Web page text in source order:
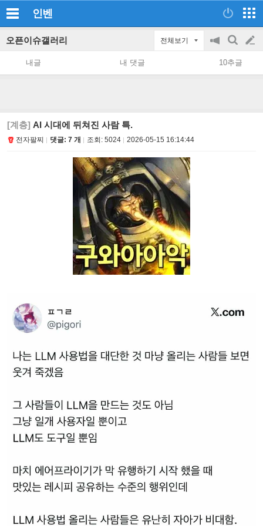
인벤
오픈이슈갤러리 전체보기
공
지
on/off
검
색
글
쓰
내글 내 댓글 10추글
[계층] AI 시대에 뒤쳐진 사람 특.
전자팔찌 댓글: 7 개 조회: 5024 2026-05-15 16:14:44